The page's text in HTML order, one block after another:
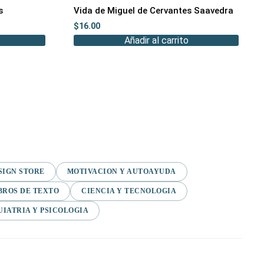
Vida de Miguel de Cervantes Saavedra
$16.00
Añadir al carrito
STORE MOTIVACION Y AUTOAYUDA
DE TEXTO CIENCIA Y TECNOLOGIA
Y PSICOLOGIA